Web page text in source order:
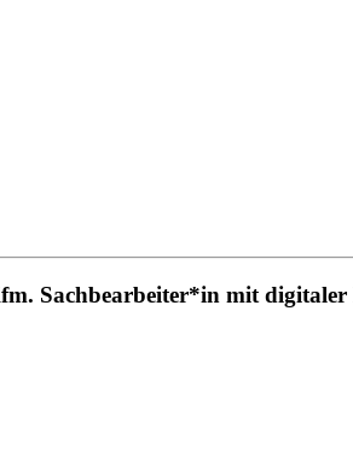
Sachbearbeiter*in mit digitaler